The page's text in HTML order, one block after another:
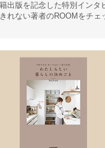
出版を記念した特別インタ
れない著者のROOMをチェ